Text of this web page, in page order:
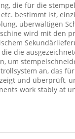
die für die
bestimmt ist,
überwältigen
wird mit den
die
um
an, das
und überprüft,
work stably at